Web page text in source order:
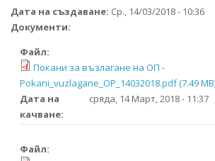
Дата на създаване: Ср., 14/03/2018 - 10:36
Документи:
Файл:
Покани за възлагане на ОП -
Pokani_vuzlagane_OP_14032018.pdf (7.49
Дата на
качване:
сряда, 14 Март, 2018 - 11:37
Файл: